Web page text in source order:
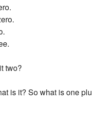
two?
is it? So what is one